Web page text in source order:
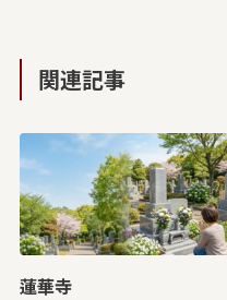
関連記事
蓮華寺